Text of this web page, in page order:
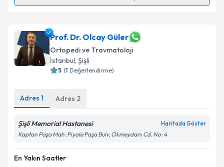
takvim hazırlandığında e-posta ile bilgilendireceğiz.
E-posta Adresiniz
Kişisel verilerimin işlenmesine ilişkin
kapsamda işlenmesini kabul ediyorum.
Prof. Dr. Olcay Güler
Ortopedi ve Travmatoloji
İstanbul, Şişli
5 (1 Değerlendirme)
Adres 1 Adres 2
Şişli Memorial Hastanesi Haritada Göster
Kaptan Paşa Mah. Piyale Paşa Bulv, Okmeydanı Cd. No: 4
En Yakın Saatler